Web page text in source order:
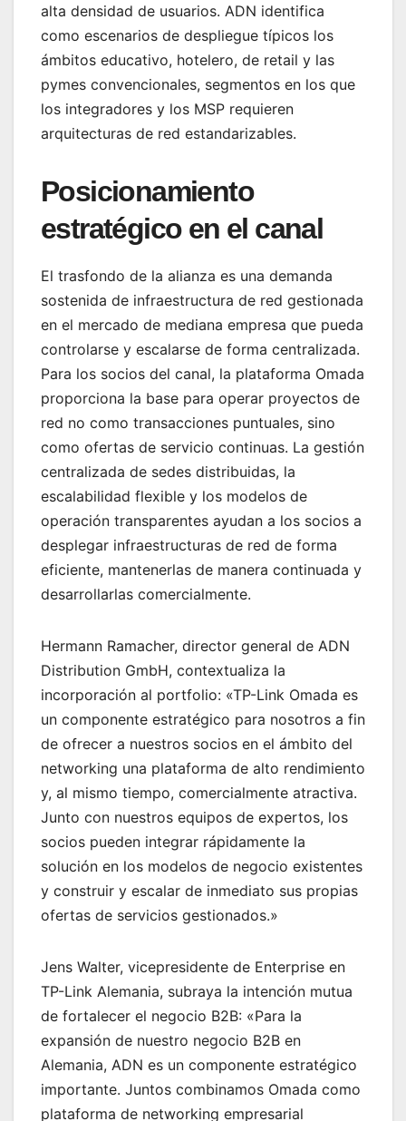
alta densidad de usuarios. ADN identifica
como escenarios de despliegue típicos los
ámbitos educativo, hotelero, de retail y las
pymes convencionales, segmentos en los que
los integradores y los MSP requieren
arquitecturas de red estandarizables.
Posicionamiento
estratégico en el canal
El trasfondo de la alianza es una demanda
sostenida de infraestructura de red gestionada
en el mercado de mediana empresa que pueda
controlarse y escalarse de forma centralizada.
Para los socios del canal, la plataforma Omada
proporciona la base para operar proyectos de
red no como transacciones puntuales, sino
como ofertas de servicio continuas. La gestión
centralizada de sedes distribuidas, la
escalabilidad flexible y los modelos de
operación transparentes ayudan a los socios a
desplegar infraestructuras de red de forma
eficiente, mantenerlas de manera continuada y
desarrollarlas comercialmente.
Hermann Ramacher, director general de ADN
Distribution GmbH, contextualiza la
incorporación al portfolio: «TP-Link Omada es
un componente estratégico para nosotros a fin
de ofrecer a nuestros socios en el ámbito del
networking una plataforma de alto rendimiento
y, al mismo tiempo, comercialmente atractiva.
Junto con nuestros equipos de expertos, los
socios pueden integrar rápidamente la
solución en los modelos de negocio existentes
y construir y escalar de inmediato sus propias
ofertas de servicios gestionados.»
Jens Walter, vicepresidente de Enterprise en
TP-Link Alemania, subraya la intención mutua
de fortalecer el negocio B2B: «Para la
expansión de nuestro negocio B2B en
Alemania, ADN es un componente estratégico
importante. Juntos combinamos Omada como
plataforma de networking empresarial